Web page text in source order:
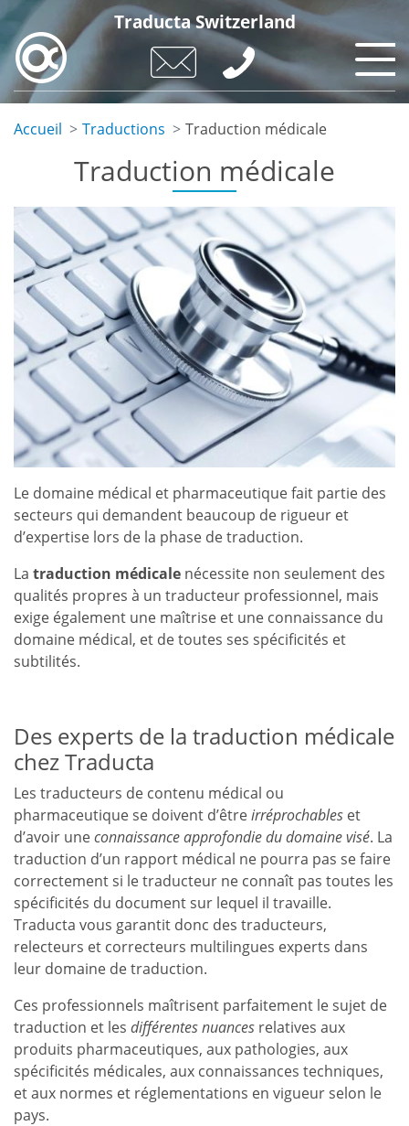
Aller
au
contenu
principal
Traducta Switzerland
Accueil Traductions Traduction médicale
Traduction médicale
Le domaine médical et pharmaceutique fait partie des
secteurs qui demandent beaucoup de rigueur et
d’expertise lors de la phase de traduction.
La traduction médicale nécessite non seulement des
qualités propres à un traducteur professionnel, mais
exige également une maîtrise et une connaissance du
domaine médical, et de toutes ses spécificités et
subtilités.
Des experts de la traduction médicale
chez Traducta
Les traducteurs de contenu médical ou
pharmaceutique se doivent d’êtreirréprochables et
d’avoir uneconnaissance approfondie du domaine visé. La
traduction d’un rapport médical ne pourra pas se faire
correctement si le traducteur ne connaît pas toutes les
spécificités du document sur lequel il travaille.
Traducta vous garantit donc des traducteurs,
relecteurs et correcteurs multilingues experts dans
leur domaine de traduction.
Ces professionnels maîtrisent parfaitement le sujet de
traduction et les différentes nuances relatives aux
produits pharmaceutiques, aux pathologies, aux
spécificités médicales, aux connaissances techniques,
et aux normes et réglementations en vigueur selon le
pays.